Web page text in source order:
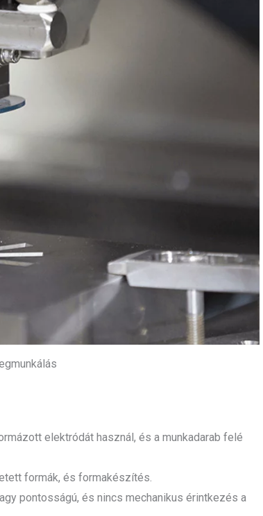
elektródát használ, és a munkadarab felé
formák, és formakészítés.
pontosságú, és nincs mechanikus érintkezés a